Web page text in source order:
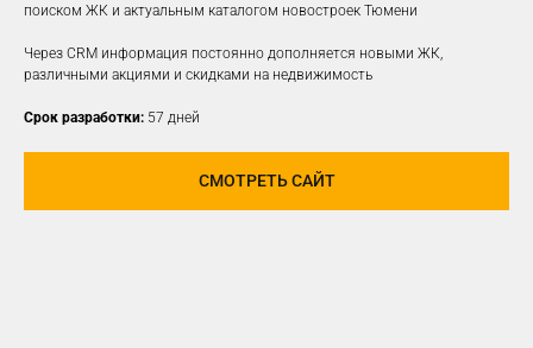
поиском ЖК и актуальным каталогом новостроек Тюмени
Через CRM информация постоянно дополняется новыми ЖК,
различными акциями и скидками на недвижимость
Срок разработки: 57 дней
СМОТРЕТЬ САЙТ